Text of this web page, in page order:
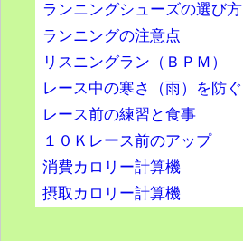
ランニングシューズの選び方
ランニングの注意点
リスニングラン（ＢＰＭ）
レース中の寒さ（雨）を防ぐ
レース前の練習と食事
１０Ｋレース前のアップ
消費カロリー計算機
摂取カロリー計算機